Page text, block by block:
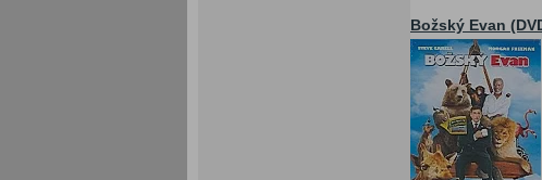
Božský Evan